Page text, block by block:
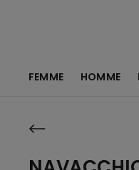
FEMME HOMME